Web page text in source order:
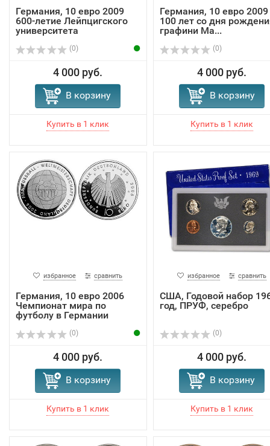
Германия, 10 евро 2009
600-летие Лейпцигского
университета
(0)
4 000 руб.
В корзину
Германия, 10 евро 2009
100 лет со дня
графини Ма...
(0)
4 000 руб.
В корзину
избранное сравнить
Германия, 10 евро 2006
Чемпионат мира по
футболу в Германии
(0)
4 000 руб.
В корзину
избранное сравнить
США, Годовой набор
год, ПРУФ, серебро
(0)
4 000 руб.
В корзину